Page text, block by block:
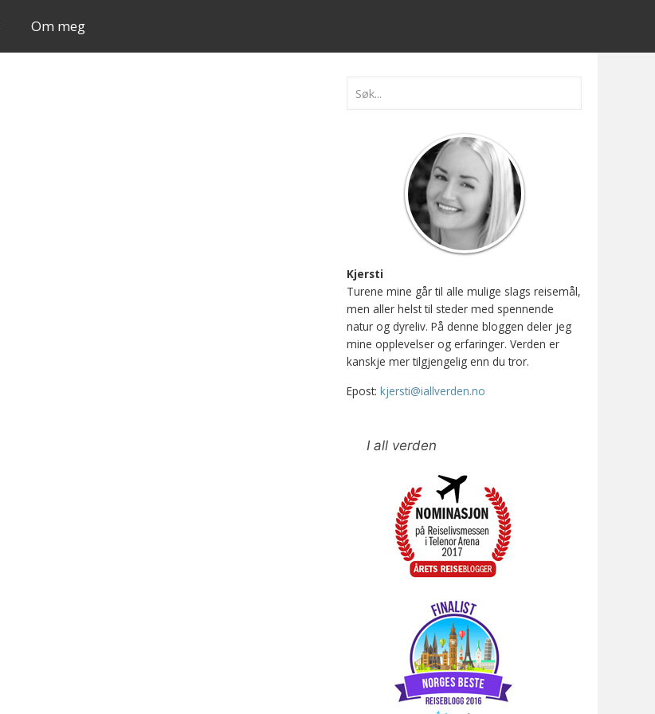
Om meg
Kjersti
Turene mine går til alle mulige slags reisemål,
men aller helst til steder med spennende
natur og dyreliv. På denne bloggen deler jeg
mine opplevelser og erfaringer. Verden er
kanskje mer tilgjengelig enn du tror.
Epost: kjersti@iallverden.no
I all verden